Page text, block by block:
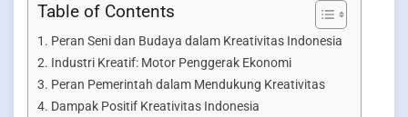
Table of Contents
Peran Seni dan Budaya dalam Kreativitas Indonesia
Industri Kreatif: Motor Penggerak Ekonomi
Peran Pemerintah dalam Mendukung Kreativitas
Dampak Positif Kreativitas Indonesia